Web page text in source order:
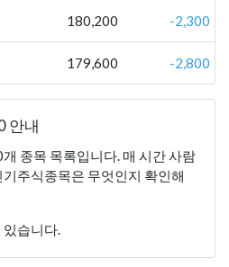
180,200 -2,300
179,600 -2,800
안내
종목 목록입니다. 매 시간 사람
주식종목은 무엇인지 확인해
있습니다.